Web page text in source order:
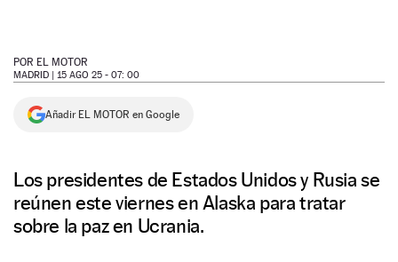
NEWSLETTER
POR EL MOTOR
MADRID | 15 AGO 25 - 07: 00
Añadir EL MOTOR en Google
Los presidentes de Estados Unidos y Rusia se
reúnen este viernes en Alaska para tratar
sobre la paz en Ucrania.